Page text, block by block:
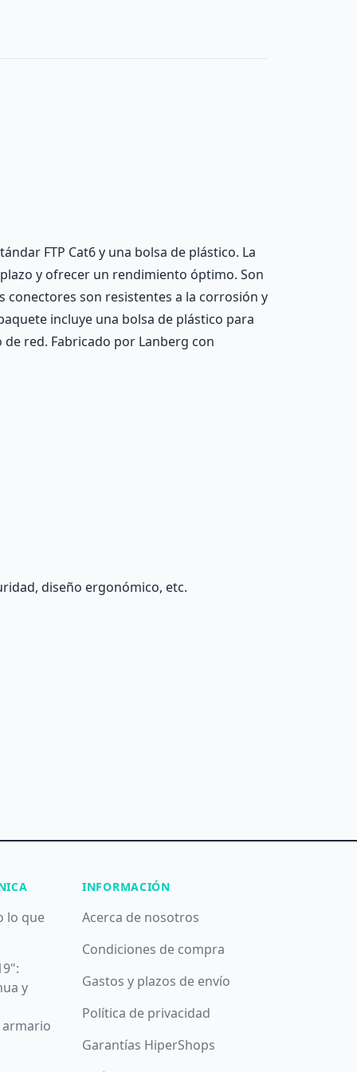
FTP Cat6 y una bolsa de plástico. La
y ofrecer un rendimiento óptimo. Son
conectores son resistentes a la corrosión y
incluye una bolsa de plástico para
red. Fabricado por Lanberg con
diseño ergonómico, etc.
lo que
y
armario
INFORMACIÓN
Acerca de nosotros
Condiciones de compra
Gastos y plazos de envío
Política de privacidad
Garantías HiperShops